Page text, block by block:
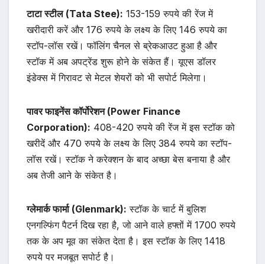
टाटा स्टील (Tata Stee): 153-159 रुपये की रेंज में
खरीदारी करें और 176 रुपये के लक्ष्य के लिए 146 रुपये का
स्टॉप-लॉस रखें। फॉलिंग चैनल से ब्रेकआउट हुआ है और
स्टॉक में अब अपट्रेंड शुरू होने के संकेत हैं। यूएस डॉलर
इंडेक्स में गिरावट से मेटल शेयरों को भी सपोर्ट मिलेगा।
पावर फाइनेंस कॉर्पोरेशन (Power Finance
Corporation): 408-420 रुपये की रेंज में इस स्टॉक को
खरीदें और 470 रुपये के लक्ष्य के लिए 384 रुपये का स्टॉप-
लॉस रखें। स्टॉक ने करेक्शन के बाद अच्छा बेस बनाया है और
अब तेजी आने के संकेत है।
ग्लेमार्क फार्मा (Glenmark): स्टॉक के चार्ट में बुलिश
एनगल्फिंग पैटर्न दिख रहा है, जो आने वाले हफ्तों में 1700 रुपये
तक के अप मूव का संकेत देता है। इस स्टॉक के लिए 1418
रुपये पर मजबूत सपोर्ट है।